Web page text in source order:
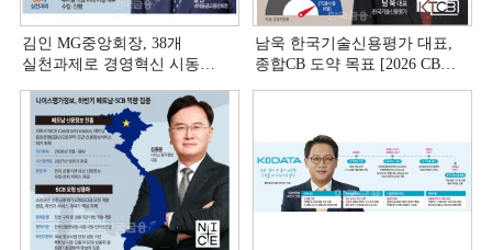
김인 MG중앙회장, 38개
실천과제로 경영혁신 시동
남욱 한국기술신용평가 대표,
종합CB 도약 목표 [2026 CB사